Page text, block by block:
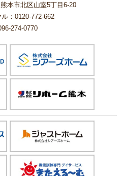
本市北区山室5丁目6-20
：0120-772-662
274-0770